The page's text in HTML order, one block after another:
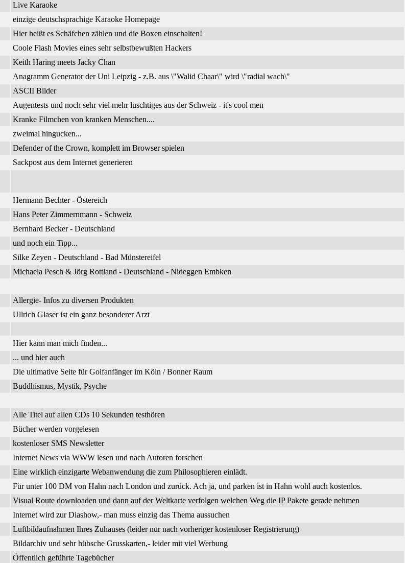
Live Karaoke
einzige deutschsprachige Karaoke Homepage
Hier heißt es Schäfchen zählen und die Boxen einschalten!
Coole Flash Movies eines sehr selbstbewußten Hackers
Keith Haring meets Jacky Chan
Anagramm Generator der Uni Leipzig - z.B. aus \"Walid Chaar\" wird \"radial wach\"
ASCII Bilder
Augentests und noch sehr viel mehr luschtiges aus der Schweiz - it's cool men
Kranke Filmchen von kranken Menschen....
zweimal hingucken...
Defender of the Crown, komplett im Browser spielen
Sackpost aus dem Internet generieren
Hermann Bechter - Östereich
Hans Peter Zimmernmann - Schweiz
Bernhard Becker - Deutschland
und noch ein Tipp...
Silke Zeyen - Deutschland - Bad Münstereifel
Michaela Pesch & Jörg Rottland - Deutschland - Nideggen Embken
Allergie- Infos zu diversen Produkten
Ullrich Glaser ist ein ganz besonderer Arzt
Hier kann man mich finden...
... und hier auch
Die ultimative Seite für Golfanfänger im Köln / Bonner Raum
Buddhismus, Mystik, Psyche
Alle Titel auf allen CDs 10 Sekunden testhören
Bücher werden vorgelesen
kostenloser SMS Newsletter
Internet News via WWW lesen und nach Autoren forschen
Eine wirklich einzigarte Webanwendung die zum Philosophieren einlädt.
Für unter 100 DM von Hahn nach London und zurück. Ach ja, und parken ist in Hahn wohl auch kostenlos.
Visual Route downloaden und dann auf der Weltkarte verfolgen welchen Weg die IP Pakete gerade nehmen
Internet wird zur Diashow,- man muss einzig das Thema aussuchen
Luftbildaufnahmen Ihres Zuhauses (leider nur nach vorheriger kostenloser Registrierung)
Bildarchiv und sehr hübsche Grusskarten,- leider mit viel Werbung
Öffentlich geführte Tagebücher